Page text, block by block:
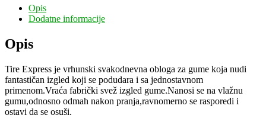
express
količina
Opis
Dodatne informacije
Opis
Tire Express je vrhunski svakodnevna obloga za gume koja nudi
fantastičan izgled koji se podudara i sa jednostavnom
primenom.Vraća fabrički svež izgled gume.Nanosi se na vlažnu
gumu,odnosno odmah nakon pranja,ravnomerno se rasporedi i
ostavi da se osuši.